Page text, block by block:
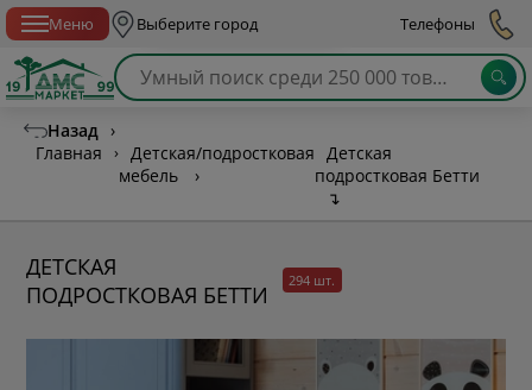
Меню Выберите город Телефоны
Назад ›
Главная
›
Детская/подростковая
мебель
›
Детская
подростковая Бетти
↴
ДЕТСКАЯ
ПОДРОСТКОВАЯ БЕТТИ
294 шт.